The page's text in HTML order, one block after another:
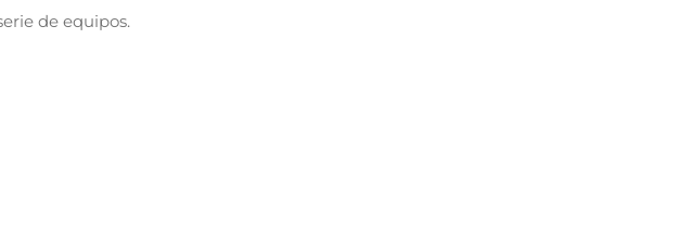
de equipos.